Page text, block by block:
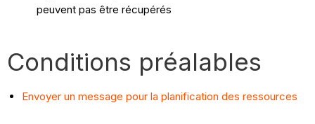
peuvent pas être récupérés
Conditions préalables
Envoyer un message pour la planification des ressources